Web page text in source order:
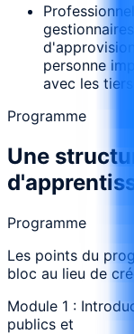
personne
avec les
Programme
Une
Programme
Les points du
bloc au lieu de
Module 1 :
publics et